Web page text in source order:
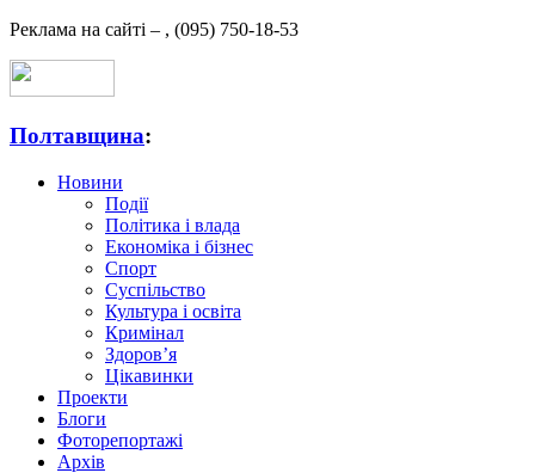
Реклама на сайті – , (095) 750-18-53
Полтавщина:
Новини
Події
Політика і влада
Економіка і бізнес
Спорт
Суспільство
Культура і освіта
Кримінал
Здоров’я
Цікавинки
Проекти
Блоги
Фоторепортажі
Архів